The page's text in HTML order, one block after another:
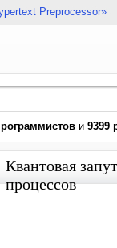
Preprocessor»
и 9399
Квантовая
процессов